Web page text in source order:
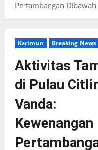
Pertambangan
Karimun Breaking News
Aktivitas
di Pulau
Vanda:
Kewenangan